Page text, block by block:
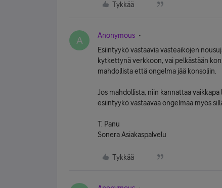
Tykkää
A Anonymous
Esiintyykö vastaavia vasteaikojen
kytkettynä verkkoon, vai pelkästään
mahdollista että ongelma jää konsoliin.
Jos mahdollista, niin kannattaa
esiintyykö vastaavaa ongelmaa myös
T. Panu
Sonera Asiakaspalvelu
Tykkää